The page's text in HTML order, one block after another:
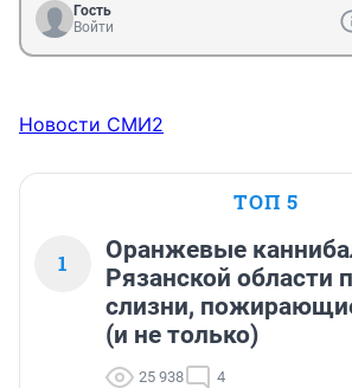
Гость
Войти
Новости СМИ2
ТОП 5
1
Оранжевые
Рязанской области
слизни,
(и не только)
25 938 4